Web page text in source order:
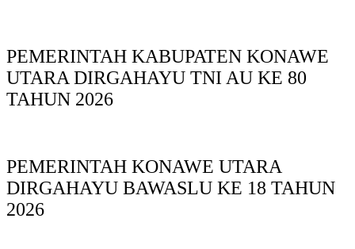
PEMERINTAH KABUPATEN KONAWE
UTARA DIRGAHAYU TNI AU KE 80
TAHUN 2026
PEMERINTAH KONAWE UTARA
DIRGAHAYU BAWASLU KE 18 TAHUN
2026